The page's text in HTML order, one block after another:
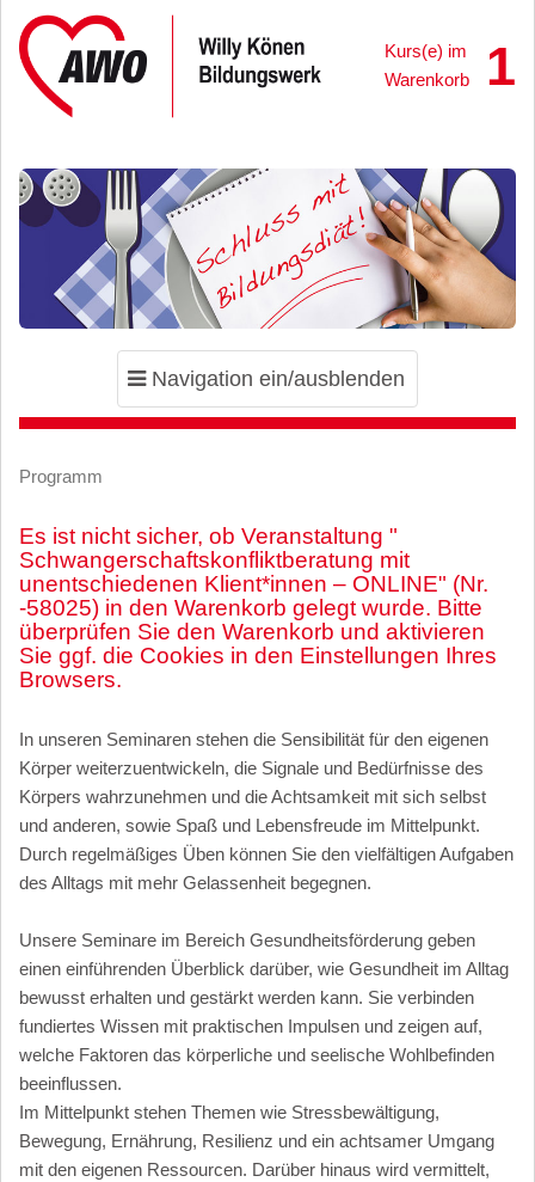
1
Kurs(e) im
Warenkorb
Toggle
navigation
Navigation ein/ausblenden
Programm
Es ist nicht sicher, ob Veranstaltung "
Schwangerschaftskonfliktberatung mit
unentschiedenen Klient*innen – ONLINE" (Nr.
-58025) in den Warenkorb gelegt wurde. Bitte
überprüfen Sie den Warenkorb und aktivieren
Sie ggf. die Cookies in den Einstellungen Ihres
Browsers.
In unseren Seminaren stehen die Sensibilität für den eigenen
Körper weiterzuentwickeln, die Signale und Bedürfnisse des
Körpers wahrzunehmen und die Achtsamkeit mit sich selbst
und anderen, sowie Spaß und Lebensfreude im Mittelpunkt.
Durch regelmäßiges Üben können Sie den vielfältigen Aufgaben
des Alltags mit mehr Gelassenheit begegnen.
Unsere Seminare im Bereich Gesundheitsförderung geben
einen einführenden Überblick darüber, wie Gesundheit im Alltag
bewusst erhalten und gestärkt werden kann. Sie verbinden
fundiertes Wissen mit praktischen Impulsen und zeigen auf,
welche Faktoren das körperliche und seelische Wohlbefinden
beeinflussen.
Im Mittelpunkt stehen Themen wie Stressbewältigung,
Bewegung, Ernährung, Resilienz und ein achtsamer Umgang
mit den eigenen Ressourcen. Darüber hinaus wird vermittelt,